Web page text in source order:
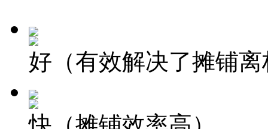
好（有效解决了摊铺